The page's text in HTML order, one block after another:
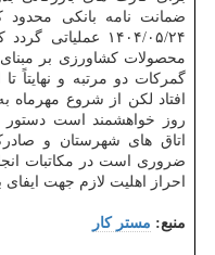
ضمانت نامه بانکی محدود
۱۴۰۴/۰۵/۲۴
محصولات کشاورزی بر
گمرکات دو مرتبه و نهایتاً
افتاد لکن از شروع مهرماه
روز خواهشمند است دستور
اتاق های شهرستان و
ضروری است در مکاتبات
احراز اهلیت لازم جهت ایفای
منبع: مستر كار